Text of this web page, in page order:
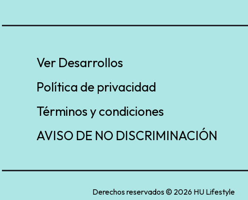
Ver Desarrollos
Política de privacidad
Términos y condiciones
AVISO DE NO DISCRIMINACIÓN
Derechos reservados © 2026 HU Lifestyle